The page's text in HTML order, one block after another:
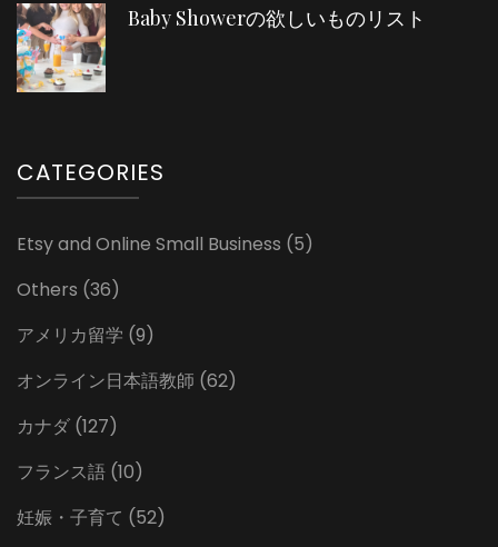
Baby Showerの欲しいものリスト
CATEGORIES
Etsy and Online Small Business (5)
Others (36)
アメリカ留学 (9)
オンライン日本語教師 (62)
カナダ (127)
フランス語 (10)
妊娠・子育て (52)